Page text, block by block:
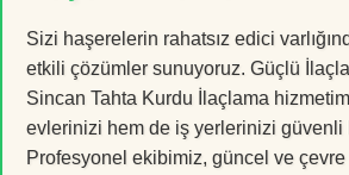
Sizi haşerelerin rahatsız edici
etkili çözümler sunuyoruz. Güçlü
Sincan Tahta Kurdu İlaçlama
evlerinizi hem de iş yerlerinizi güvenli
Profesyonel ekibimiz, güncel ve